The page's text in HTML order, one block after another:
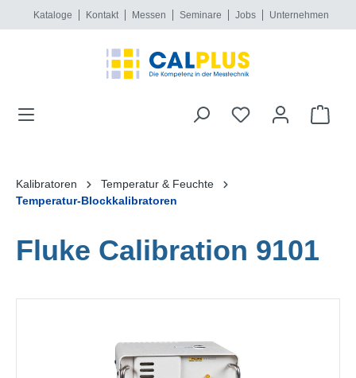
springen
Kataloge Kontakt Messen Seminare Jobs Unternehmen
Kalibratoren
Temperatur & Feuchte
Temperatur-Blockkalibratoren
Fluke Calibration 9101